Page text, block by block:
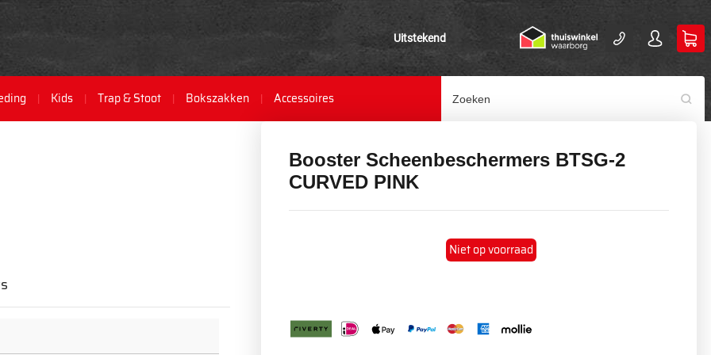
Uitstekend
Kids Trap & Stoot Bokszakken Accessoires
Booster Scheenbeschermers BTSG-2
CURVED PINK
Niet op voorraad